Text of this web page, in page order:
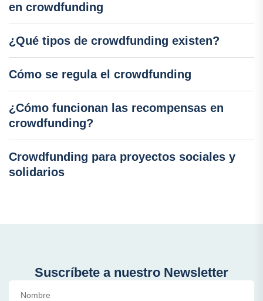
en crowdfunding
¿Qué tipos de crowdfunding existen?
Cómo se regula el crowdfunding
¿Cómo funcionan las recompensas en
crowdfunding?
Crowdfunding para proyectos sociales y
solidarios
Suscríbete a nuestro Newsletter